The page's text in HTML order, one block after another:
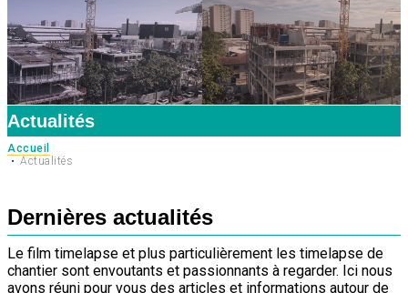
Actualités
Accueil
Actualités
Dernières actualités
Le film timelapse et plus particulièrement les timelapse de
chantier sont envoutants et passionnants à regarder. Ici nous
avons réuni pour vous des articles et informations autour de